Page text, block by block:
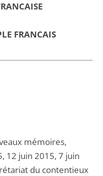
FRANCAIS
mémoires,
12 juin 2015, 7 juin
du contentieux